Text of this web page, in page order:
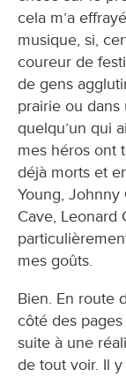
cela m’a
musique, si,
coureur de
de gens
prairie ou dans
quelqu’un qui
mes héros ont
déjà morts et
Young, Johnny
Cave, Leonard
mes goûts.
Bien. En route
côté des
suite à une
de tout voir. Il